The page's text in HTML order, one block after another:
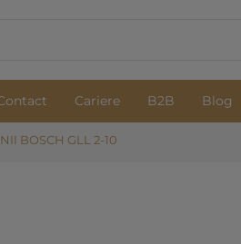
Cariere B2B Blog
BOSCH GLL 2-10